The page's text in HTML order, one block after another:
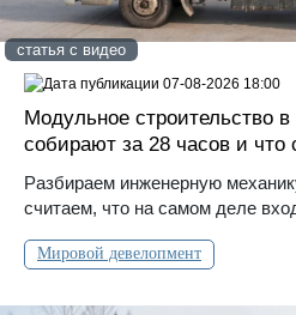
статья с видео
Модульное строительство
собирают за 28 часов и
Разбираем инженерную
считаем, что на самом деле
Мировой девелопмент
07-08-2026 18:00